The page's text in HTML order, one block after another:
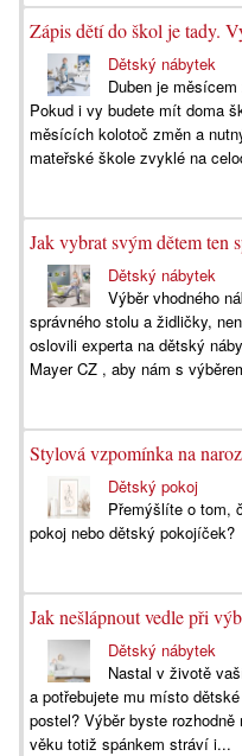
Zápis dětí do škol je tady.
Dětský nábytek
Duben je
Pokud i vy budete mít doma
měsících kolotoč změn a
mateřské škole zvyklé na
Jak vybrat svým dětem ten
Dětský nábytek
Výběr vhodného
správného stolu a židličky,
oslovili experta na dětský
Mayer CZ , aby nám s
Stylová vzpomínka na
Dětský pokoj
Přemýšlíte o tom,
pokoj nebo dětský pokojíček?
Jak nešlápnout vedle při
Dětský nábytek
Nastal v životě
a potřebujete mu místo
postel? Výběr byste
věku totiž spánkem stráví i...